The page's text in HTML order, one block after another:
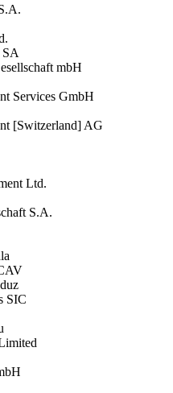
mbH
Services GmbH
[Switzerland] AG
Ltd.
S.A.
SIC